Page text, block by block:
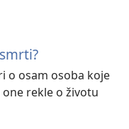
o osam osoba koje
rekle o životu